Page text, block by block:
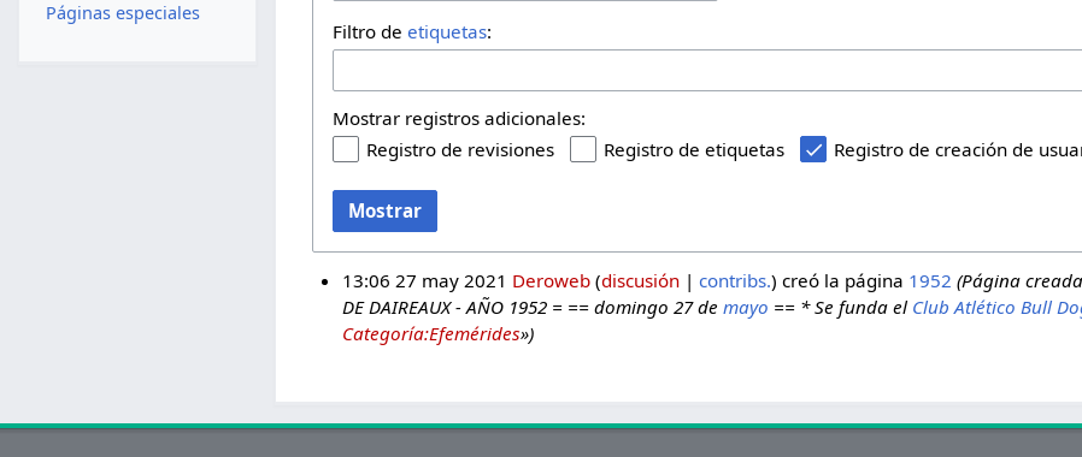
Filtro deetiquetas:
Mostrar registros adicionales:
Registro de revisiones
Registro de etiquetas Registro de creación de
Mostrar
13:06 27 may 2021 Deroweb discusión contribs. creó la página 1952 (Página creada
DE DAIREAUX - AÑO 1952 = == domingo 27 de mayo == * Se funda el Club Atlético Bull
Categoría:Efemérides»)
Páginas especiales